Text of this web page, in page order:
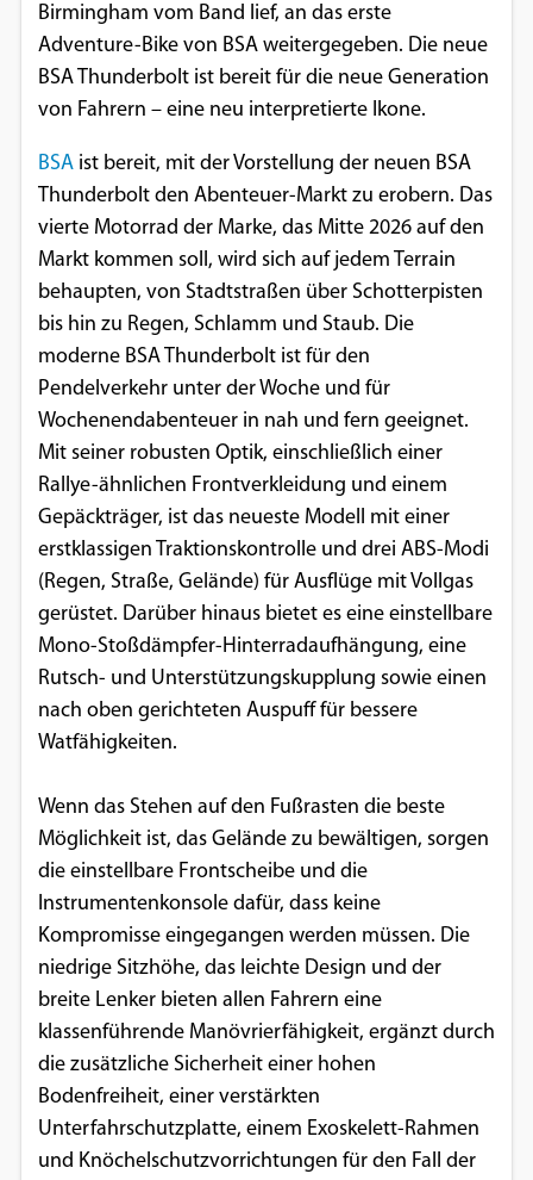
Birmingham vom Band lief, an das erste
Adventure-Bike von BSA weitergegeben. Die neue
BSA Thunderbolt ist bereit für die neue Generation
von Fahrern – eine neu interpretierte Ikone.
BSAist bereit, mit der Vorstellung der neuen BSA
Thunderbolt den Abenteuer-Markt zu erobern. Das
vierte Motorrad der Marke, das Mitte 2026 auf den
Markt kommen soll, wird sich auf jedem Terrain
behaupten, von Stadtstraßen über Schotterpisten
bis hin zu Regen, Schlamm und Staub. Die
moderne BSA Thunderbolt ist für den
Pendelverkehr unter der Woche und für
Wochenendabenteuer in nah und fern geeignet.
Mit seiner robusten Optik, einschließlich einer
Rallye-ähnlichen Frontverkleidung und einem
Gepäckträger, ist das neueste Modell mit einer
erstklassigen Traktionskontrolle und drei ABS-Modi
(Regen, Straße, Gelände) für Ausflüge mit Vollgas
gerüstet. Darüber hinaus bietet es eine einstellbare
Mono-Stoßdämpfer-Hinterradaufhängung, eine
Rutsch- und Unterstützungskupplung sowie einen
nach oben gerichteten Auspuff für bessere
Watfähigkeiten.
Wenn das Stehen auf den Fußrasten die beste
Möglichkeit ist, das Gelände zu bewältigen, sorgen
die einstellbare Frontscheibe und die
Instrumentenkonsole dafür, dass keine
Kompromisse eingegangen werden müssen. Die
niedrige Sitzhöhe, das leichte Design und der
breite Lenker bieten allen Fahrern eine
klassenführende Manövrierfähigkeit, ergänzt durch
die zusätzliche Sicherheit einer hohen
Bodenfreiheit, einer verstärkten
Unterfahrschutzplatte, einem Exoskelett-Rahmen
und Knöchelschutzvorrichtungen für den Fall der
Zweck:
Dieser Cookie speichert die ausgewählten
Einverständnis-Optionen des Benutzers
1 Jahr
EXTERNE MEDIEN
Um Inhalte von Videoplattformen und
Social Media Plattformen anzeigen zu
Vimeo
Anbieter:
Google